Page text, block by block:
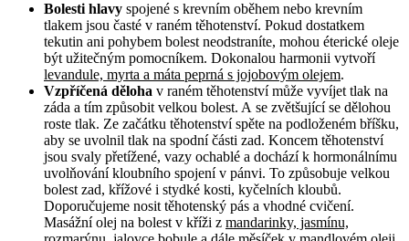
Bolesti hlavy spojené s krevním oběhem nebo krevním
tlakem jsou časté v raném těhotenství. Pokud dostatkem
tekutin ani pohybem bolest neodstraníte, mohou éterické oleje
být užitečným pomocníkem. Dokonalou harmonii vytvoří
levandule, myrta a máta peprná s jojobovým olejem.
Vzpříčená děloha v raném těhotenství může vyvíjet tlak na
záda a tím způsobit velkou bolest. A se zvětšující se dělohou
roste tlak. Ze začátku těhotenství spěte na podloženém bříšku,
aby se uvolnil tlak na spodní části zad. Koncem těhotenství
jsou svaly přetížené, vazy ochablé a dochází k hormonálnímu
uvolňování kloubního spojení v pánvi. To způsobuje velkou
bolest zad, křížové i stydké kosti, kyčelních kloubů.
Doporučujeme nosit těhotenský pás a vhodné cvičení.
Masážní olej na bolest v kříži z mandarinky, jasmínu,